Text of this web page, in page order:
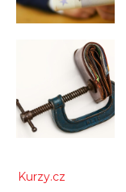
Kurzy.cz